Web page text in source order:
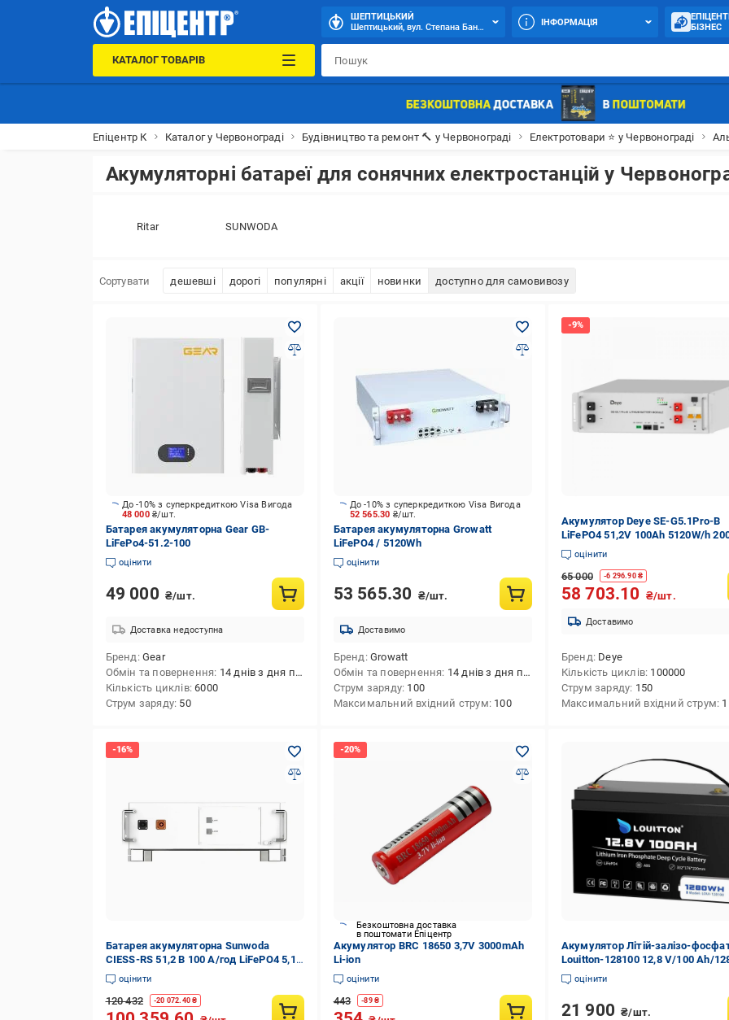
ШЕПТИЦЬКИЙ
Шептицький, вул. Степана Бандери, 24-А
ІНФОРМАЦІЯ
БІЗНЕС
КАТАЛОГ ТОВАРІВ
Епіцентр К Каталог у Червонограді Будівництво та ремонт 🔨 у Червонограді Електротовари ⭐ у Червонограді
Акумуляторні батареї для сонячних електростанцій у
Ritar SUNWODA
Сортувати дешевші дорогі популярні акції новинки доступно для самовивозу
48 000 ₴/шт.
До -10% з суперкредиткою Visa Вигода
Батарея акумуляторна Gear GB-
LiFePo4-51.2-100
оцінити
49 000 ₴/шт.
Доставка недоступна
Бренд Gear
Обмін та повернення 14 днів з дня покупки
Кількість циклів 6000
Струм заряду 50
52 565.30 ₴/шт.
До -10% з суперкредиткою Visa Вигода
Батарея акумуляторна Growatt
LiFePO4 / 5120Wh
оцінити
53 565.30 ₴/шт.
Доставимо
Бренд Growatt
Обмін та повернення 14 днів з дня покупки
Струм заряду 100
Максимальний вхідний струм 100
Акумулятор Deye SE-G5.1Pro-B
LiFePO4 51,2V 100Ah 5120W/h
(21553436)
оцінити
65 000 -6 296.90₴
58 703.10 ₴/шт.
Доставимо
Бренд Deye
Кількість циклів 100000
Струм заряду 150
Максимальний вхідний струм
Батарея акумуляторна Sunwoda
CIESS-RS 51,2 В 100 А/год LiFePO4 5,12
кВт/год IP20 6000 циклів (1372724-1C)
оцінити
120 432 -20 072.40₴
Безкоштовна доставка
в поштомати Епіцентр
Акумулятор BRC 18650 3,7V 3000mAh
Li-ion
оцінити
443 -89₴
Акумулятор Літій-залізо-
Louitton-128100 12,8 V/100 Ah/
LiFePO4
оцінити
21 900 ₴/шт.